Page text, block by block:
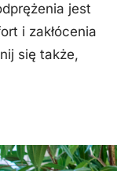
jest
i zakłócenia
się także,